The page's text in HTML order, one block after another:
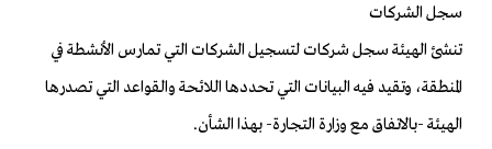
سجل الشركات
تنشئ الهيئة سجل شركات لتسجيل الشركات التي تمارس الأنشطة في
المنطقة، وتقيد فيه البيانات التي تحددها اللائحة والقواعد التي تصدرها
الهيئة -بالاتفاق مع وزارة التجارة- بهذا الشأن.